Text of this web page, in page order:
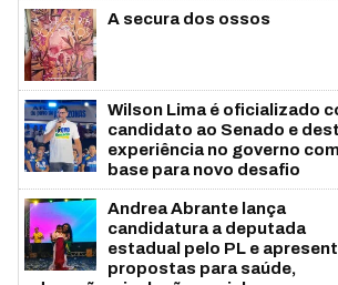
A secura dos ossos
Wilson Lima é oficializado
candidato ao Senado e
experiência no governo
base para novo desafio
Andrea Abrante lança
candidatura a deputada
estadual pelo PL e
propostas para saúde,